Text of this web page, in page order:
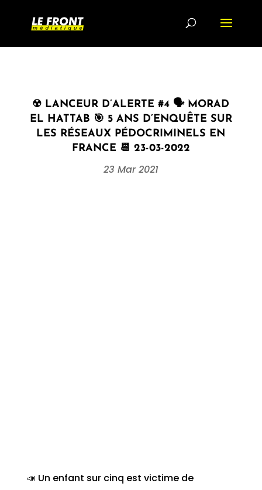
☢ LANCEUR D’ALERTE #4 🗣 MORAD
EL HATTAB 🎯 5 ANS D’ENQUÊTE SUR
LES RÉSEAUX PÉDOCRIMINELS EN
FRANCE 📆 23-03-2022
23 Mar 2021
📣 Un enfant sur cinq est victime de